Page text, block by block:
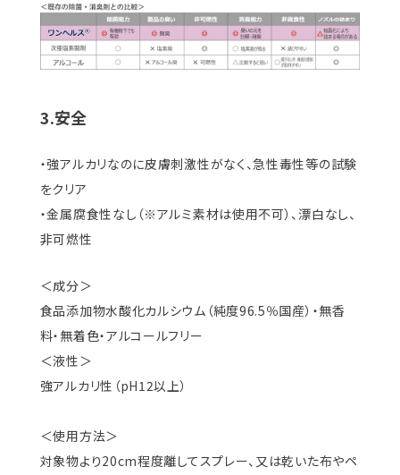
3.安全
・強アルカリなのに皮膚刺激性がなく、急性毒性等の試験
をクリア
・金属腐食性なし（※アルミ素材は使用不可）、漂白なし、
非可燃性
＜成分＞
食品添加物水酸化カルシウム（純度96.5％国産）・無香
料・無着色・アルコールフリー
＜液性＞
強アルカリ性（pH12以上）
＜使用方法＞
対象物より20cm程度離してスプレー、又は乾いた布やペ